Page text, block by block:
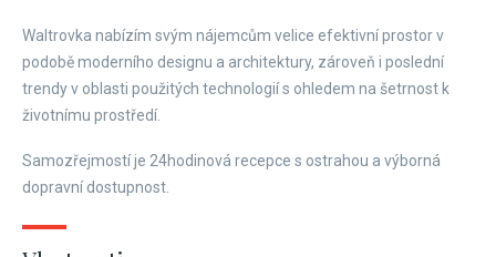
Waltrovka nabízím svým nájemcům velice efektivní prostor v
podobě moderního designu a architektury, zároveň i poslední
trendy v oblasti použitých technologií s ohledem na šetrnost k
životnímu prostředí.
Samozřejmostí je 24hodinová recepce s ostrahou a výborná
dopravní dostupnost.